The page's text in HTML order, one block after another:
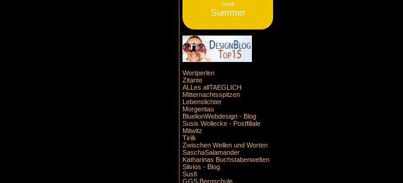
Until
Summer
Wortperlen
Zitante
ALLes allTAEGLICH
Mitternachtsspitzen
Lebenslichter
Morgentau
BluelionWebdesign - Blog
Susis Wollecke - Postfiliale
Mitwitz
Tirilli
Zwischen Wellen und Worten
SaschaSalamander
Katharinas Buchstabenwelten
Silvios - Blog
Susfi
GGS Bergschule